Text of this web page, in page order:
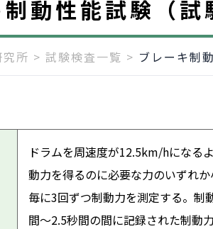
動性能試験（試
所 > 試験検査一覧 > ブレーキ制
ドラムを周速度が12.5km/hになる
動力を得るのに必要な力のいずれ
毎に3回ずつ制動力を測定する。制
間～2.5秒間の間に記録された制動